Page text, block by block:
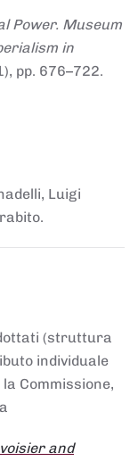
Power. Museum
in
pp. 676–722.
Luigi
(struttura
individuale
Commissione,
and